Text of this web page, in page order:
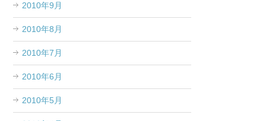
2010年9月
2010年8月
2010年7月
2010年6月
2010年5月